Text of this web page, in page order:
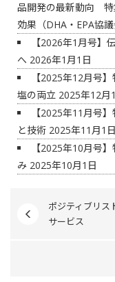
品開発の最新動向 特
効果（DHA・EPA協
【2026年1月号】
へ 2026年1月1日
【2025年12月号
塩の両立 2025年12月
【2025年11月号
と技術 2025年11月1日
【2025年10月号
み 2025年10月1日
ポジティブリス
サービス